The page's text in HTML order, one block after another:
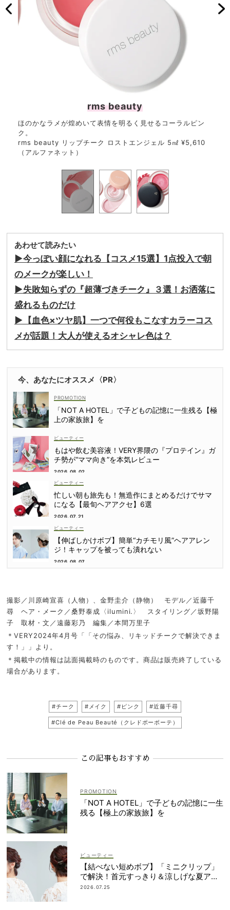
rms beauty
ほのかなラメが煌めいて表情を明るく見せるコーラルピン
ク。
rms beauty リップチーク ロストエンジェル 5㎖ ¥5,610
（アルファネット）
あわせて読みたい
▶︎今っぽい顔になれる【コスメ15選】1点投入で朝
のメークが楽しい！
▶︎失敗知らずの『超薄づきチーク』３選！お洒落に
盛れるものだけ
▶︎【血色×ツヤ肌】一つで何役もこなすカラーコス
メが話題！大人が使えるオシャレ色は？
今、あなたにオススメ〈PR〉
「NOT A HOTEL」で子どもの記憶に一生残る【極
上の家族旅】を
ビューティー
もはや飲む美容液！VERY界隈の『プロテイン』ガ
チ勢が“ママ向き”を本気レビュー
2026.08.02
ビューティー
忙しい朝も旅先も！無造作にまとめるだけでサマ
になる【最旬ヘアアクセ】6選
2026.07.21
ビューティー
【伸ばしかけボブ】簡単“カチモリ風”ヘアアレン
ジ！キャップを被っても潰れない
2026.08.07
撮影／川原崎宣喜（人物）、金野圭介（静物） モデル／近藤千
尋 ヘア・メーク／桑野泰成〈ilumini.〉 スタイリング／坂野陽
子 取材・文／遠藤彩乃 編集／本間万里子
＊VERY2024年4月号「「その悩み、リキッドチークで解決できま
す！」」より。
＊掲載中の情報は誌面掲載時のものです。商品は販売終了している
場合があります。
#チーク #メイク #ピンク #近藤千尋
#Clé de Peau Beauté（クレドポーボーテ）
この記事もおすすめ
「NOT A HOTEL」で子どもの記憶に一生
残る【極上の家族旅】を
ビューティー
【結べない短めボブ】「ミニクリップ」
で解決！首元すっきり＆涼しげな夏アレ
ンジ
2026.07.25